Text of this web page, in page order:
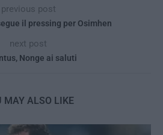
previous post
il pressing per Osimhen
next post
Nonge ai saluti
MAY ALSO LIKE